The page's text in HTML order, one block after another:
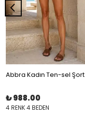
Abbra Kadın Ten-sel Şort
₺ 988.00
4 RENK 4 BEDEN